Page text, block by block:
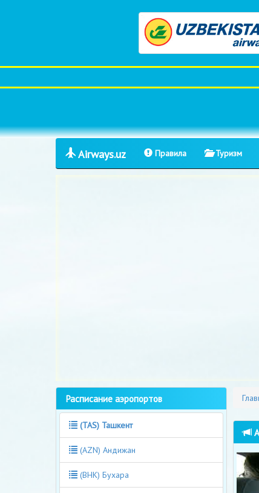
Airways.uz Правила Туризм
Расписание аэропортов
(TAS) Ташкент
(AZN) Андижан
(BHK) Бухара